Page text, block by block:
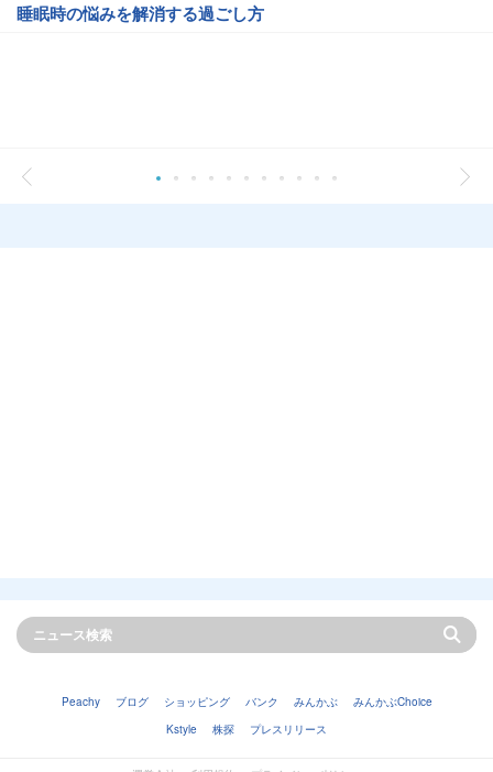
睡眠時の悩みを解消する過ごし方
Peachy ブログ ショッピング バンク みんかぶ
みんかぶChoice
Kstyle
株探 プレスリリース